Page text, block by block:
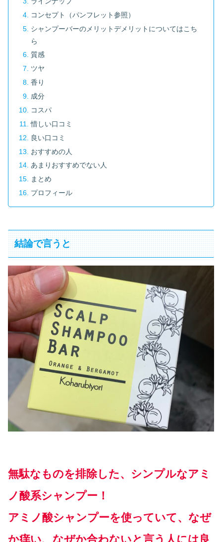
コンセプト（パンフレット参照）
シャンプーバーのメリットデメリットについてはこち
ら
質感
ツヤ
香り
成分
コスパ
惜しい口コミ
良い口コミ
おすすめの人
あまりおすすめでない人
まとめ
プロフィール
結論で言うと
無駄なものを排除した、シンプルなアミ
ノ酸系シャンプー！
アミノ酸シャンプーを使っていて、なぜ
か痒い、なぜか合わないと言う人には良